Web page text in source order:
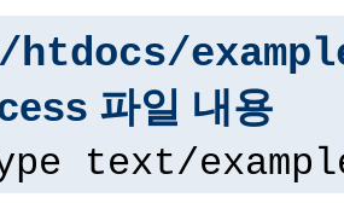
htdocs/
파일 내용
text/